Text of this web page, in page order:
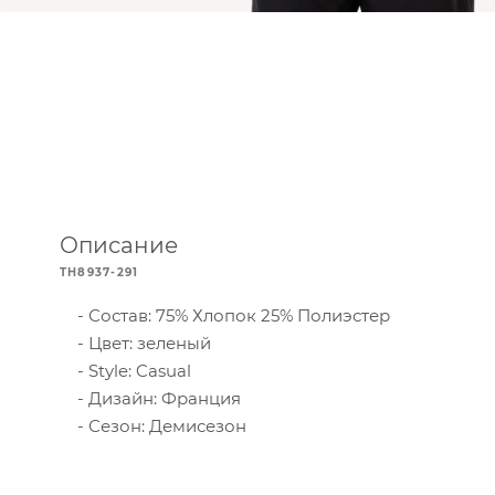
Описание
TH8937-291
Состав: 75% Хлопок 25% Полиэстер
Цвет: зеленый
Style: Casual
Дизайн: Франция
Сезон: Демисезон